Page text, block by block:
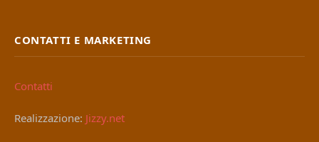
CONTATTI E MARKETING
Contatti
Realizzazione: Jizzy.net